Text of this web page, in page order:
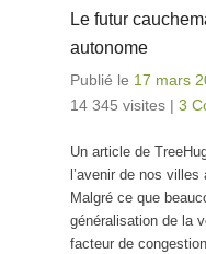
Le futur
autonome
Publié le 17 mars
14 345 visites | 3
Un article de
l’avenir de nos
Malgré ce que
généralisation de la
facteur de